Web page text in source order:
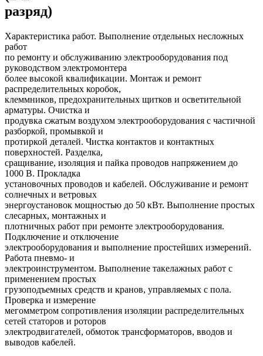
разряд)
Характеристика работ. Выполнение отдельных несложных
работ
по ремонту и обслуживанию электрооборудования под
руководством электромонтера
более высокой квалификации. Монтаж и ремонт
распределительных коробок,
клеммников, предохранительных щитков и осветительной
арматуры. Очистка и
продувка сжатым воздухом электрооборудования с частичной
разборкой, промывкой и
протиркой деталей. Чистка контактов и контактных
поверхностей. Разделка,
сращивание, изоляция и пайка проводов напряжением до
1000 В. Прокладка
установочных проводов и кабелей. Обслуживание и ремонт
солнечных и ветровых
энергоустановок мощностью до 50 кВт. Выполнение простых
слесарных, монтажных и
плотничных работ при ремонте электрооборудования.
Подключение и отключение
электрооборудования и выполнение простейших измерений.
Работа пневмо- и
электроинструментом. Выполнение такелажных работ с
применением простых
грузоподъемных средств и кранов, управляемых с пола.
Проверка и измерение
мегомметром сопротивления изоляции распределительных
сетей статоров и роторов
электродвигателей, обмоток трансформаторов, вводов и
выводов кабелей.